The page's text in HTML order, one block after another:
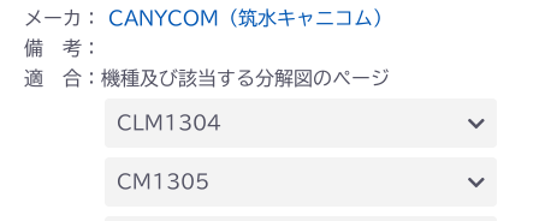
メーカ： CANYCOM（筑水キャニコム）
備 考：
適 合：機種及び該当する分解図のページ
CLM1304
本体 FIG14 刈刃
CM1305